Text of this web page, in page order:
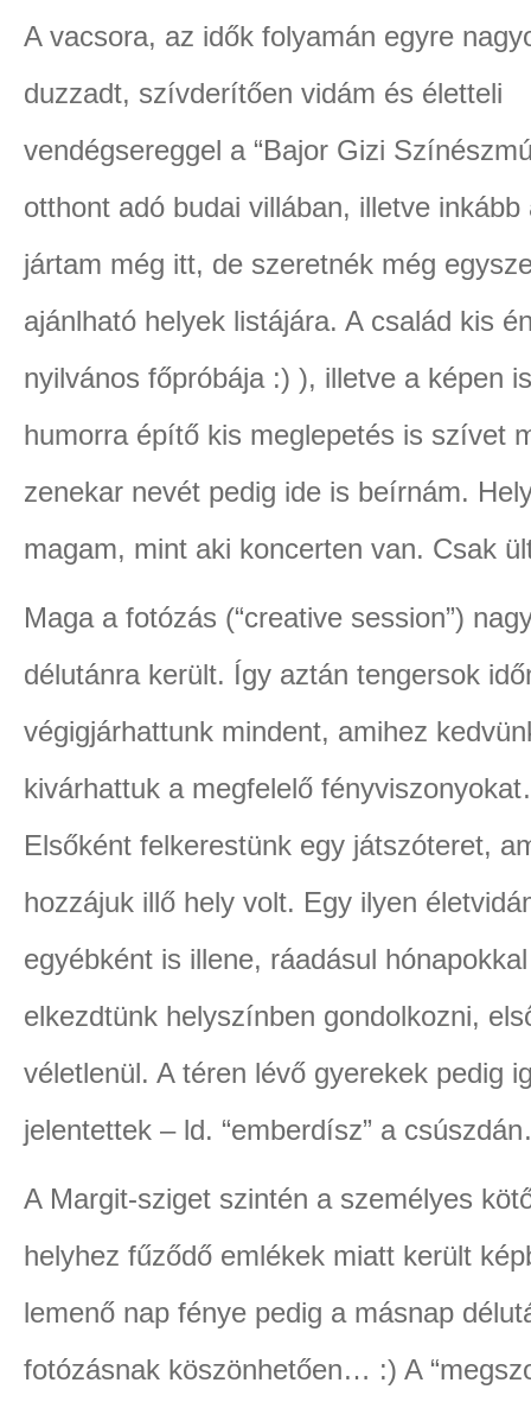
A vacsora, az idők folyamán egyre
duzzadt, szívderítően vidám és életteli
vendégsereggel a “Bajor Gizi
otthont adó budai villában, illetve
jártam még itt, de szeretnék még
ajánlható helyek listájára. A család kis
nyilvános főpróbája :) ), illetve a képen
humorra építő kis meglepetés is szívet
zenekar nevét pedig ide is beírnám.
magam, mint aki koncerten van. Csak
Maga a fotózás (“creative session”)
délutánra került. Így aztán tengersok
végigjárhattunk mindent, amihez
kivárhattuk a megfelelő
Elsőként felkerestünk egy játszóteret,
hozzájuk illő hely volt. Egy ilyen
egyébként is illene, ráadásul
elkezdtünk helyszínben gondolkozni,
véletlenül. A téren lévő gyerekek pedig
jelentettek – ld. “emberdísz” a
A Margit-sziget szintén a személyes
helyhez fűződő emlékek miatt került
lemenő nap fénye pedig a másnap
fotózásnak köszönhetően… :) A